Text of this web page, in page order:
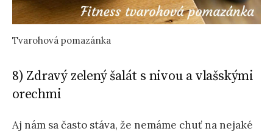
Tvarohová pomazánka
8) Zdravý zelený šalát s nivou a vlašskými
orechmi
Aj nám sa často stáva, že nemáme chuť na nejaké